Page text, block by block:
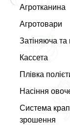
Агротканина
Агротовари
Затіняюча та
Кассета
Плівка
Насіння
Система
зрошення